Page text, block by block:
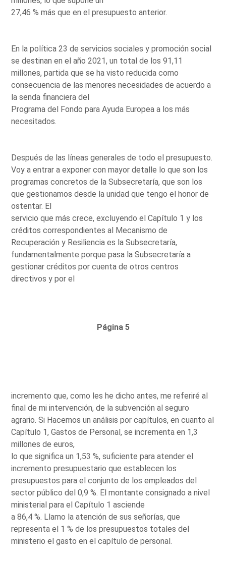
27,46 % más que en el presupuesto anterior.
En la política 23 de servicios sociales y promoción social
se destinan en el año 2021, un total de los 91,11
millones, partida que se ha visto reducida como
consecuencia de las menores necesidades de acuerdo a
la senda financiera del
Programa del Fondo para Ayuda Europea a los más
necesitados.
Después de las líneas generales de todo el presupuesto.
Voy a entrar a exponer con mayor detalle lo que son los
programas concretos de la Subsecretaría, que son los
que gestionamos desde la unidad que tengo el honor de
ostentar. El
servicio que más crece, excluyendo el Capítulo 1 y los
créditos correspondientes al Mecanismo de
Recuperación y Resiliencia es la Subsecretaría,
fundamentalmente porque pasa la Subsecretaría a
gestionar créditos por cuenta de otros centros
directivos y por el
Página 5
incremento que, como les he dicho antes, me referiré al
final de mi intervención, de la subvención al seguro
agrario. Si Hacemos un análisis por capítulos, en cuanto al
Capítulo 1, Gastos de Personal, se incrementa en 1,3
millones de euros,
lo que significa un 1,53 %, suficiente para atender el
incremento presupuestario que establecen los
presupuestos para el conjunto de los empleados del
sector público del 0,9 %. El montante consignado a nivel
ministerial para el Capítulo 1 asciende
a 86,4 %. Llamo la atención de sus señorías, que
representa el 1 % de los presupuestos totales del
ministerio el gasto en el capítulo de personal.